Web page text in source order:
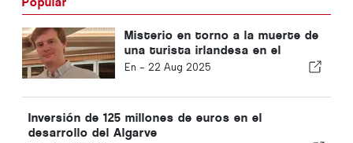
Misterio en torno a la muerte de
una turista irlandesa en el
Algarve
En - 22 Aug 2025
Inversión de 125 millones de euros en el
desarrollo del Algarve